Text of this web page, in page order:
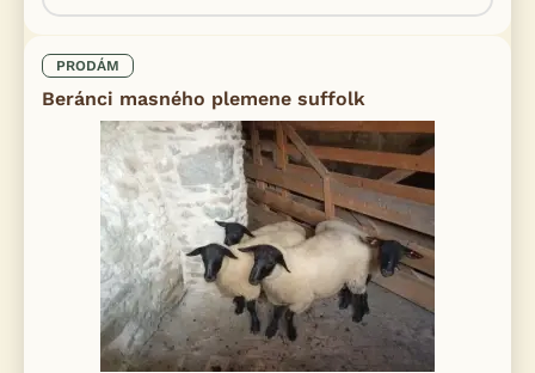
PRODÁM
Beránci masného plemene suffolk